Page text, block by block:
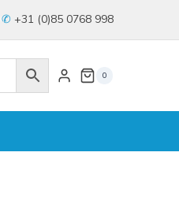
+31 (0)85 0768 998
0